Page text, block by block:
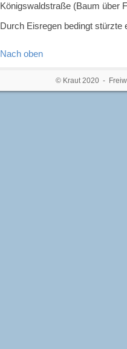
Königswaldstraße (Baum über
Durch Eisregen bedingt stürzte
Nach oben
© Kraut 2020 -